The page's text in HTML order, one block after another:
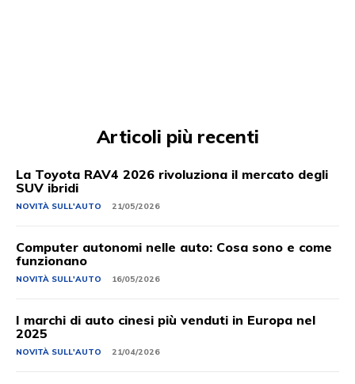
Articoli più recenti
La Toyota RAV4 2026 rivoluziona il mercato degli
SUV ibridi
NOVITÀ SULL'AUTO 21/05/2026
Computer autonomi nelle auto: Cosa sono e come
funzionano
NOVITÀ SULL'AUTO 16/05/2026
I marchi di auto cinesi più venduti in Europa nel
2025
NOVITÀ SULL'AUTO 21/04/2026